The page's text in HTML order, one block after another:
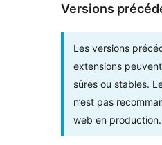
Versions
Les versions
extensions
sûres ou stables.
n’est pas
web en production.